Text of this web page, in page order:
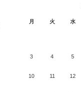
月 火 水
3 4 5
10 11 12